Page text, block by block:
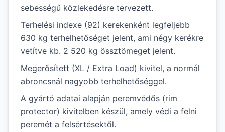
sebességű közlekedésre tervezett.
Terhelési indexe (92) kerekenként legfeljebb
630 kg terhelhetőséget jelent, ami négy kerékre
vetítve kb. 2 520 kg össztömeget jelent.
Megerősített (XL / Extra Load) kivitel, a normál
abroncsnál nagyobb terhelhetőséggel.
A gyártó adatai alapján peremvédős (rim
protector) kivitelben készül, amely védi a felni
peremét a felsértésektől.